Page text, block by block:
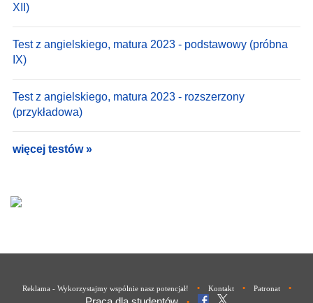
XII)
Test z angielskiego, matura 2023 - podstawowy (próbna
IX)
Test z angielskiego, matura 2023 - rozszerzony
(przykładowa)
więcej testów »
Reklama - Wykorzystajmy wspólnie nasz potencjał! • Kontakt • Patronat •